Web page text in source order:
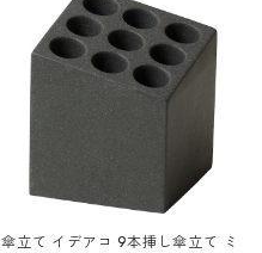
傘立て イデアコ 9本挿し傘立て ミ